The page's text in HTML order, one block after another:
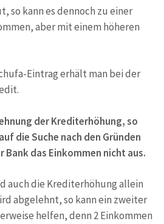
so kann es dennoch zu einer
aber mit einem höheren
Eintrag erhält man bei der
der Krediterhöhung, so
die Suche nach den Gründen
Bank das Einkommen nicht aus.
auch die Krediterhöhung allein
abgelehnt, so kann ein zweiter
helfen, denn 2 Einkommen